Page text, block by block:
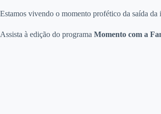
Estamos vivendo o momento profético da saída da
Assista à edição do programa Momento com a